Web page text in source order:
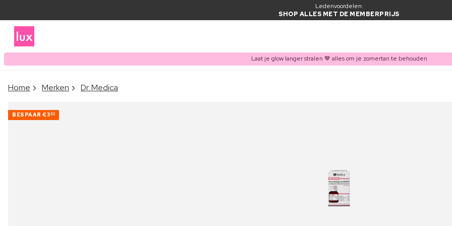
Ledenvoordelen:
SHOP ALLES MET DE MEMBERPRIJS
Laat je glow langer stralen 🤎 alles om je zomertan te behouden
Home Merken Dr. Medica
BESPAAR €3 60